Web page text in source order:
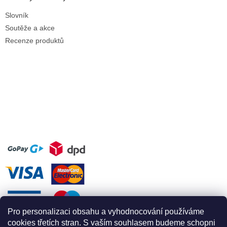
Pro personalizaci obsahu a vyhodnocování používáme
cookies třetích stran. S vaším souhlasem budeme schopni
Slovník
Soutěže a akce
Recenze produktů